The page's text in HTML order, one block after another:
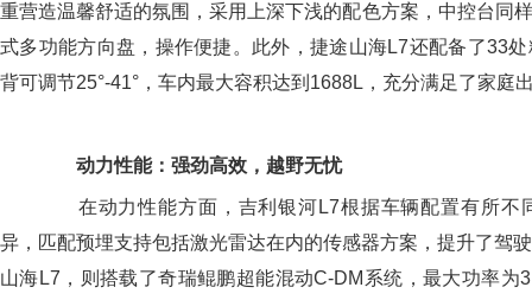
重营造温馨舒适的氛围，采用上深下浅的配色方案，中控台同
式多功能方向盘，操作便捷。此外，捷途山海L7还配备了33
背可调节25°-41°，车内最大容积达到1688L，充分满足了家庭
动力性能：强劲高效，越野无忧
在动力性能方面，吉利银河L7根据车辆配置有所不
异，匹配预埋支持包括激光雷达在内的传感器方案，提升了驾
山海L7，则搭载了奇瑞鲲鹏超能混动C-DM系统，最大功率为